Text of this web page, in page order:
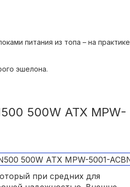
питания из топа – на практике
эшелона.
500W ATX MPW-
при средних для